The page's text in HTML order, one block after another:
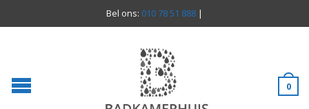
Bel ons: 010 78 51 888 |
0